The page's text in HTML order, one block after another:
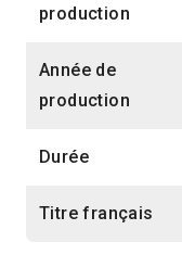
production
Année de
production
Durée
Titre français